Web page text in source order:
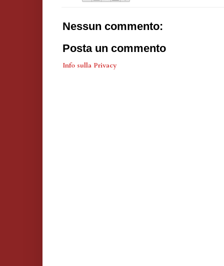
Nessun commento:
Posta un commento
Info sulla Privacy